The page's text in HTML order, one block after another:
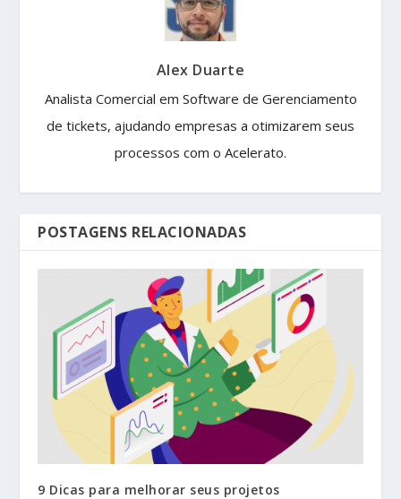
Alex Duarte
Analista Comercial em Software de Gerenciamento
de tickets, ajudando empresas a otimizarem seus
processos com o Acelerato.
POSTAGENS RELACIONADAS
9 Dicas para melhorar seus projetos